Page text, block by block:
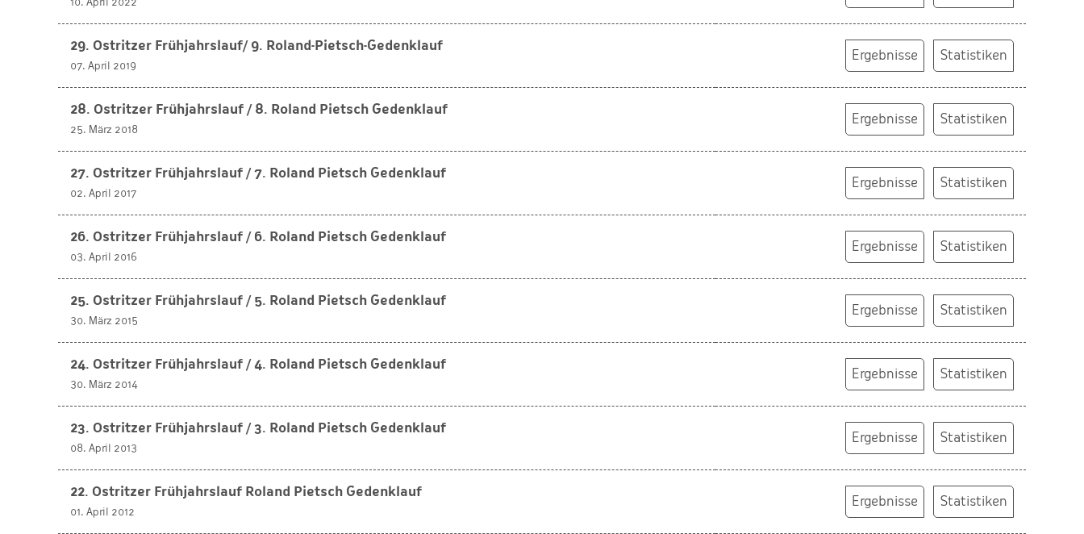
29. Ostritzer Frühjahrslauf/ 9. Roland-Pietsch-Gedenklauf
07. April 2019
Ergebnisse Statistiken
28. Ostritzer Frühjahrslauf / 8. Roland Pietsch Gedenklauf
25. März 2018
Ergebnisse Statistiken
27. Ostritzer Frühjahrslauf / 7. Roland Pietsch Gedenklauf
02. April 2017
Ergebnisse Statistiken
26. Ostritzer Frühjahrslauf / 6. Roland Pietsch Gedenklauf
03. April 2016
Ergebnisse Statistiken
25. Ostritzer Frühjahrslauf / 5. Roland Pietsch Gedenklauf
30. März 2015
Ergebnisse Statistiken
24. Ostritzer Frühjahrslauf / 4. Roland Pietsch Gedenklauf
30. März 2014
Ergebnisse Statistiken
23. Ostritzer Frühjahrslauf / 3. Roland Pietsch Gedenklauf
08. April 2013
Ergebnisse Statistiken
22. Ostritzer Frühjahrslauf Roland Pietsch Gedenklauf
01. April 2012
Ergebnisse Statistiken